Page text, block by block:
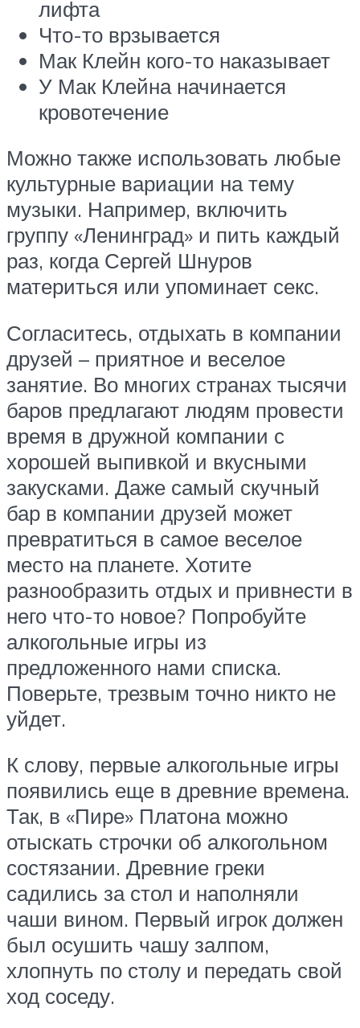
лифта
Что-то врзывается
Мак Клейн кого-то наказывает
У Мак Клейна начинается
кровотечение
Можно также использовать любые
культурные вариации на тему
музыки. Например, включить
группу «Ленинград» и пить каждый
раз, когда Сергей Шнуров
материться или упоминает секс.
Согласитесь, отдыхать в компании
друзей – приятное и веселое
занятие. Во многих странах тысячи
баров предлагают людям провести
время в дружной компании с
хорошей выпивкой и вкусными
закусками. Даже самый скучный
бар в компании друзей может
превратиться в самое веселое
место на планете. Хотите
разнообразить отдых и привнести в
него что-то новое? Попробуйте
алкогольные игры из
предложенного нами списка.
Поверьте, трезвым точно никто не
уйдет.
К слову, первые алкогольные игры
появились еще в древние времена.
Так, в «Пире» Платона можно
отыскать строчки об алкогольном
состязании. Древние греки
садились за стол и наполняли
чаши вином. Первый игрок должен
был осушить чашу залпом,
хлопнуть по столу и передать свой
ход соседу.